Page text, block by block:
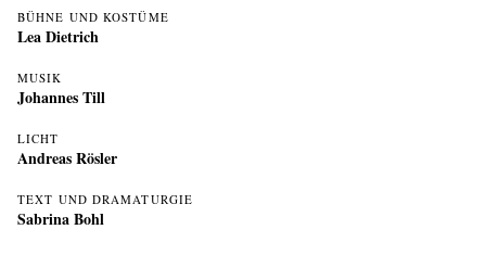
BÜHNE UND KOSTÜME
Lea Dietrich
MUSIK
Johannes Till
LICHT
Andreas Rösler
TEXT UND DRAMATURGIE
Sabrina Bohl